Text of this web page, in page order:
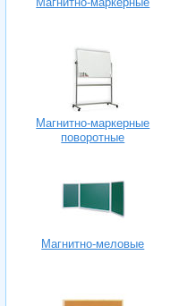
Магнитно-маркерные
поворотные
Магнитно-меловые